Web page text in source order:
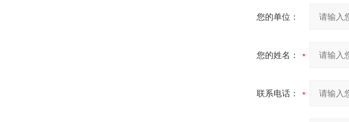
您的单位：
您的姓名：
联系电话：